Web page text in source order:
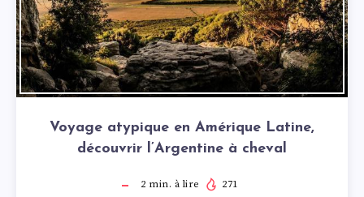
Voyage atypique en Amérique Latine,
découvrir l’Argentine à cheval
2 min. à lire 271